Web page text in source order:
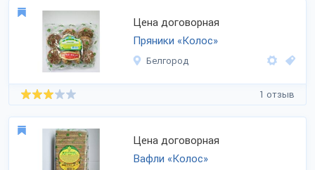
Цена договорная
Пряники «Колос»
Белгород
1 отзыв
Цена договорная
Вафли «Колос»